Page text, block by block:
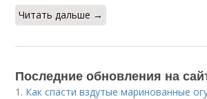
Читать дальше →
Последние обновления на
1. Как спасти вздутые маринованные